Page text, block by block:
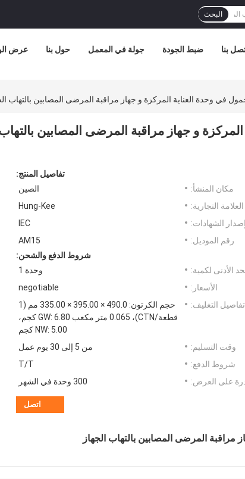
البحث
عرض حول بنا جولة في المعمل ضبط الجودة بنا
في وحدة العناية المركزة و جهاز مراقبة المرضى المصابين بالتهاب
و جهاز مراقبة المرضى المصابين
تفاصيل المنتج:
مكان المنشأ:
الصين
التجارية:
Hung-Kee
إصدار الشهادات:
IEC
رقم الموديل:
AM15
شروط الدفع والشحن:
الأدنى لكمية:
وحدة 1
الأسعار:
negotiable
تفاصيل التغليف:
حجم الكرتون: 490.0 × 395.00 × 335.00 مم (1
قطعة/CTN)، 0.065 متر مكعب GW: 6.80 كجم،
NW: 5.00 كجم
وقت التسليم:
من 5 إلى 30 يوم عمل
شروط الدفع:
T/T
على العرض:
300 وحدة في الشهر
اتصل
المرضى المصابين بالتهاب الجهاز